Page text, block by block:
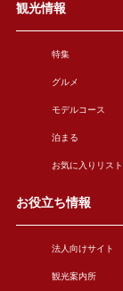
観光情報
特集
グルメ
モデルコース
泊まる
お気に入りリスト
お役立ち情報
法人向けサイト
観光案内所